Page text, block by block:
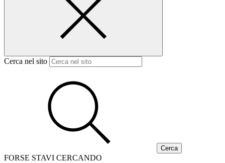
Cerca nel sito
FORSE STAVI CERCANDO